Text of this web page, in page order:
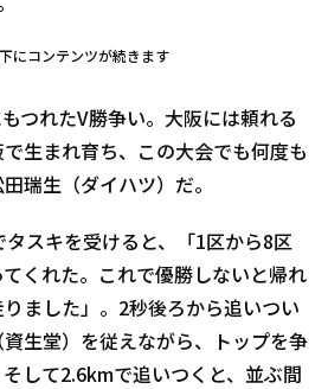
にコンテンツが続きます
つれたV勝争い。大阪には頼れる
生まれ育ち、この大会でも何度も
瑞生（ダイハツ）だ。
タスキを受けると、「1区から8区
くれた。これで優勝しないと帰れ
ました」。2秒後ろから追いつい
生堂）を従えながら、トップを争
して2.6kmで追いつくと、並ぶ間